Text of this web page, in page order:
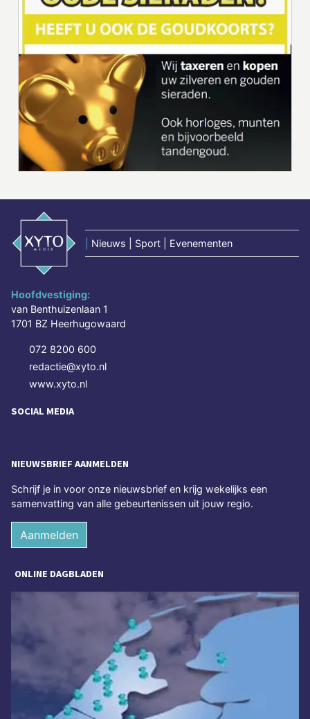
Nieuws | Sport | Evenementen
Hoofdvestiging:
van Benthuizenlaan 1
1701 BZ Heerhugowaard
072 8200 600
redactie@xyto.nl
www.xyto.nl
SOCIAL MEDIA
NIEUWSBRIEF AANMELDEN
Schrijf je in voor onze nieuwsbrief en krijg wekelijks een
samenvatting van alle gebeurtenissen uit jouw regio.
Aanmelden
ONLINE DAGBLADEN